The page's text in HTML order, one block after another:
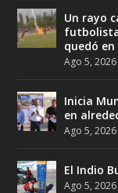
Un rayo
quedó en
Ago 5, 2026
Inicia
en
Ago 5, 2026
El Indio
Ago 5, 2026